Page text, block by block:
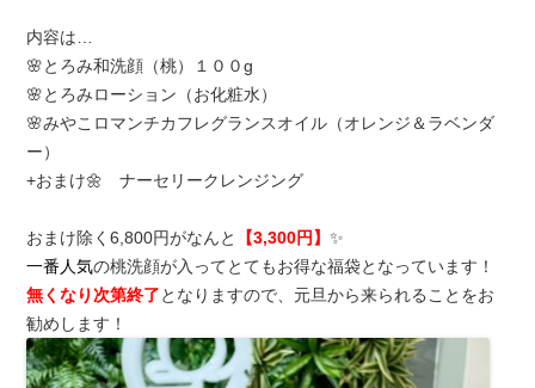
内容は…
🌸とろみ和洗顔（桃）１００g
🌸とろみローション（お化粧水）
🌸みやこロマンチカフレグランスオイル（オレンジ＆ラベンダ
ー）
+おまけ🌼 ナーセリークレンジング
おまけ除く6,800円がなんと 【3,300円】✨
一番人気の桃洗顔が入ってとてもお得な福袋となっています！
無くなり次第終了となりますので、元旦から来られることをお
勧めします！